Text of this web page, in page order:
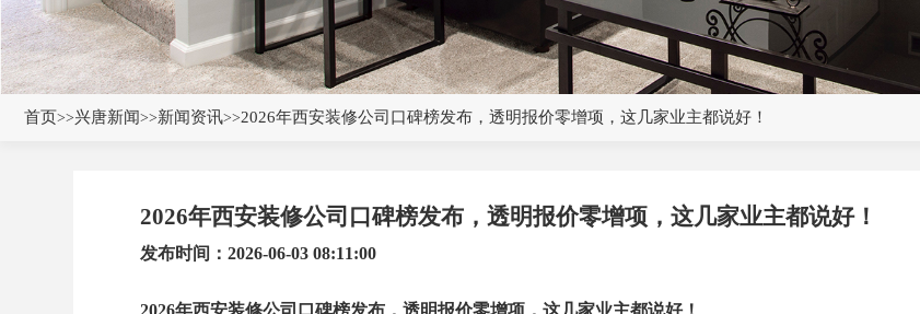
首页>>兴唐新闻>>新闻资讯>>2026年西安装修公司口碑榜发布，透明报价零增项，这几家业主都说好！
2026年西安装修公司口碑榜发布，透明报价零增项，这几家业主都说好！
发布时间：2026-06-03 08:11:00